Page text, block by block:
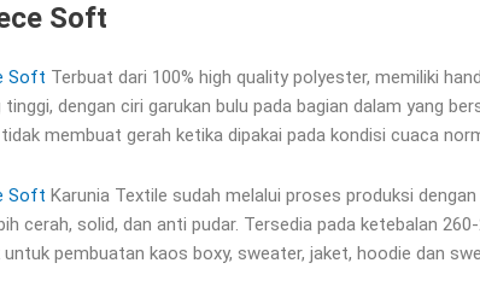
Soft
Soft Terbuat dari 100% high quality polyester, memiliki
tinggi, dengan ciri garukan bulu pada bagian dalam yang
membuat gerah ketika dipakai pada kondisi cuaca
Soft Karunia Textile sudah melalui proses produksi
cerah, solid, dan anti pudar. Tersedia pada ketebalan
untuk pembuatan kaos boxy, sweater, jaket, hoodie dan